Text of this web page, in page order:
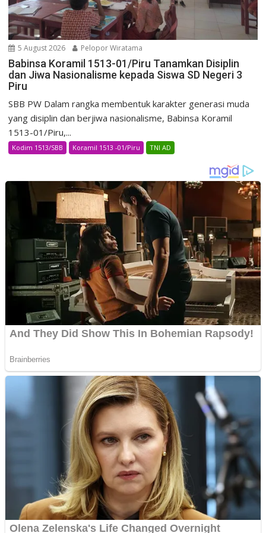
5 August 2026 Pelopor Wiratama
Babinsa Koramil 1513-01/Piru Tanamkan Disiplin
dan Jiwa Nasionalisme kepada Siswa SD Negeri 3
Piru
SBB PW Dalam rangka membentuk karakter generasi muda
yang disiplin dan berjiwa nasionalisme, Babinsa Koramil
1513-01/Piru,...
Kodim 1513/SBB Koramil 1513 -01/Piru TNI AD